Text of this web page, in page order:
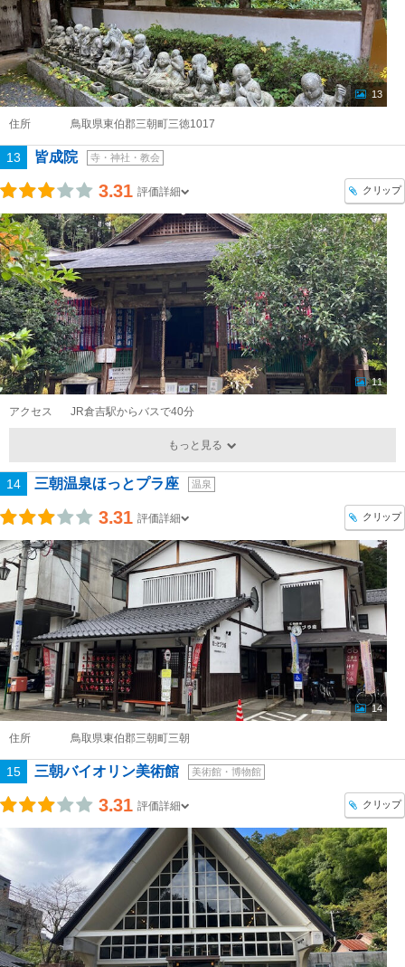
13
住所 鳥取県東伯郡三朝町三徳1017
13 皆成院 寺・神社・教会
3.31 評価詳細 クリップ
11
アクセス JR倉吉駅からバスで40分
もっと見る
14 三朝温泉ほっとプラ座 温泉
3.31 評価詳細 クリップ
14
住所 鳥取県東伯郡三朝町三朝
15 三朝バイオリン美術館 美術館・博物館
3.31 評価詳細 クリップ